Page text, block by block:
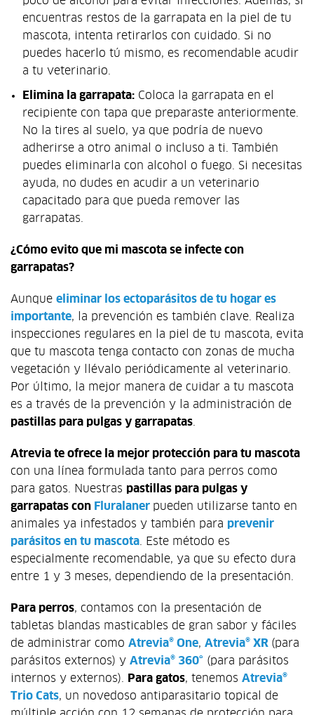
encuentras restos de la garrapata en la piel de tu
mascota, intenta retirarlos con cuidado. Si no
puedes hacerlo tú mismo, es recomendable acudir
a tu veterinario.
Elimina la garrapata: Coloca la garrapata en el
recipiente con tapa que preparaste anteriormente.
No la tires al suelo, ya que podría de nuevo
adherirse a otro animal o incluso a ti. También
puedes eliminarla con alcohol o fuego. Si necesitas
ayuda, no dudes en acudir a un veterinario
capacitado para que pueda remover las
garrapatas.
¿Cómo evito que mi mascota se infecte con
garrapatas?
Aunque eliminar los ectoparásitos de tu hogar es
importante, la prevención es también clave. Realiza
inspecciones regulares en la piel de tu mascota, evita
que tu mascota tenga contacto con zonas de mucha
vegetación y llévalo periódicamente al veterinario.
Por último, la mejor manera de cuidar a tu mascota
es a través de la prevención y la administración de
pastillas para pulgas y garrapatas.
Atrevia te ofrece la mejor protección para tu mascota
con una línea formulada tanto para perros como
para gatos. Nuestras pastillas para pulgas y
garrapatas con Fluralaner pueden utilizarse tanto en
animales ya infestados y también para prevenir
parásitos en tu mascota. Este método es
especialmente recomendable, ya que su efecto dura
entre 1 y 3 meses, dependiendo de la presentación.
Para perros, contamos con la presentación de
tabletas blandas masticables de gran sabor y fáciles
de administrar como Atrevia® One, Atrevia® XR (para
parásitos externos) y Atrevia® 360° (para parásitos
internos y externos). Para gatos, tenemos Atrevia®
Trio Cats, un novedoso antiparasitario topical de